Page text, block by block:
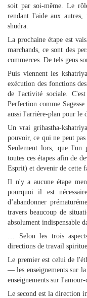
soit par soi-même. Le
rendant l'aide aux autres,
shudra.
La prochaine étape est
marchands, ce sont des
commerces. De tels gens
Puis viennent les
exécution des fonctions
de l'activité sociale.
Perfection comme
aussi l'arrière-plan pour le
Un vrai grihastha-
pouvoir, ce qui ne peut
Seulement lors, que l'un
toutes ces étapes afin de
Esprit) et devenir de cette
Il n'y a aucune étape
pourquoi il est
d’abandonner
travers beaucoup de
absolument indispensable
… Selon les trois
directions de travail
Le premier est celui de
— les enseignements sur
enseignements sur
Le second est la direction